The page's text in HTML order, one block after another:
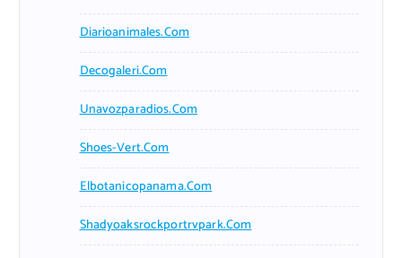
Diarioanimales.com
Decogaleri.com
Unavozparadios.com
Shoes-Vert.com
Elbotanicopanama.com
Shadyoaksrockportrvpark.com